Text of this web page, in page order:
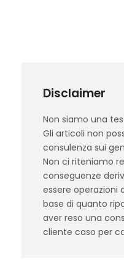
Disclaimer
Non siamo una
Gli articoli non
consulenza sui
Non ci riteniamo
conseguenze
essere operazioni
base di quanto
aver reso una
cliente caso per